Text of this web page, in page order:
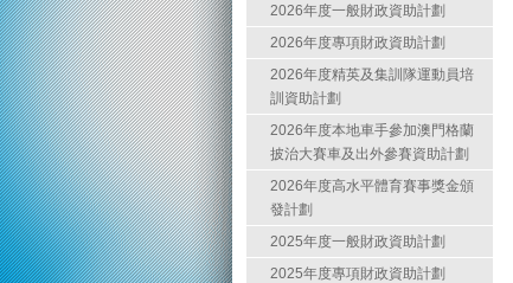
2026年度一般財政資助計劃
2026年度專項財政資助計劃
2026年度精英及集訓隊運動員培
訓資助計劃
2026年度本地車手參加澳門格蘭
披治大賽車及出外參賽資助計劃
2026年度高水平體育賽事獎金頒
發計劃
2025年度一般財政資助計劃
2025年度專項財政資助計劃